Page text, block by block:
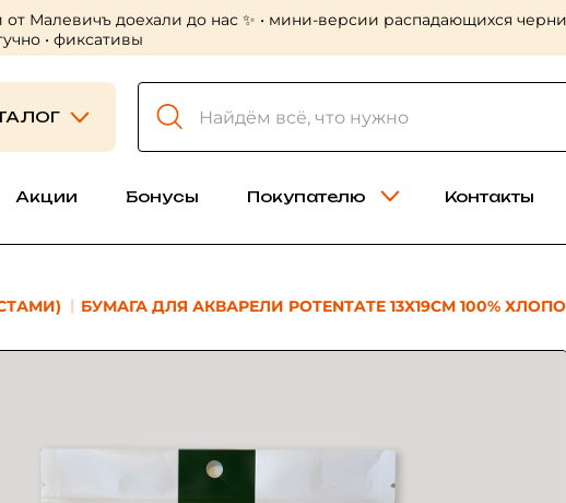
Малевичъ доехали до нас ✨ • мини-версии распадающихся
• фиксативы
Акции Бонусы Покупателю Контакты
БУМАГА ДЛЯ АКВАРЕЛИ POTENTATE 13Х19СМ 100%